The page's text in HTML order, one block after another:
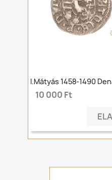
I.Mátyás 1458-1490
10 000 Ft